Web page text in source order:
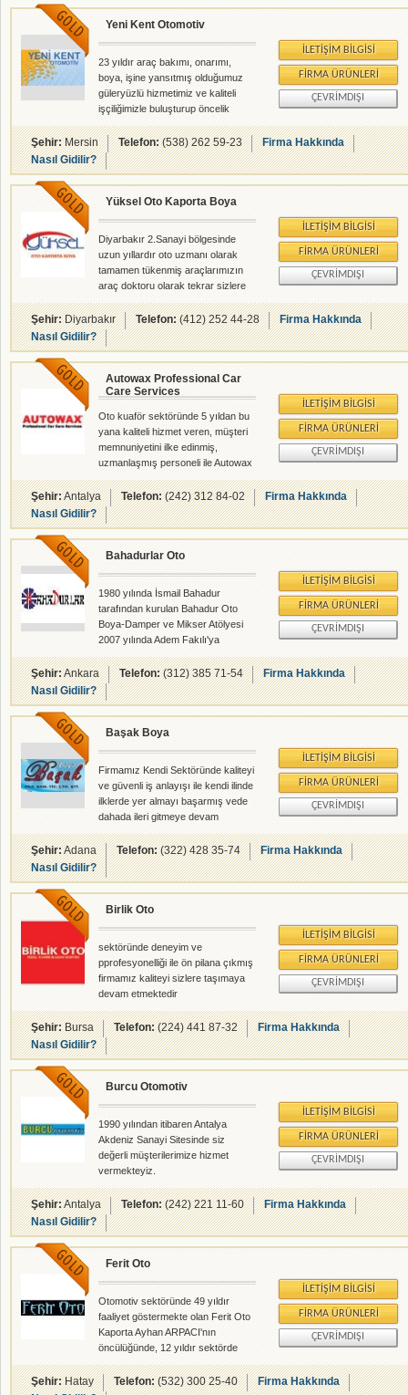
Yeni Kent Otomotiv
23 yıldır araç bakımı, onarımı,
boya, işine yansıtmış olduğumuz
güleryüzlü hizmetimiz ve kaliteli
işçiliğimizle buluşturup öncelik
tarsus olmakla birlikte siz
müşterilerimize sunmaktayız
İLETIŞIM BILGISI
FIRMA ÜRÜNLERI
ÇEVRIMDIŞI
Şehir:Mersin Telefon:(538) 262 59-23
Firma Hakkında
Nasıl Gidilir?
Yüksel Oto Kaporta Boya
Diyarbakır 2.Sanayi bölgesinde
uzun yıllardır oto uzmanı olarak
tamamen tükenmiş araçlarımızın
araç doktoru olarak tekrar sizlere
iade etmenin verdiği gururla
çalışmaktayız. Tüm araçların
kaporta ve bakımını itina ile
yapmaktayız. Kaskolu ve trafik
sigortalı araçlarınız anlaşmalı
olarak yapılır.
İLETIŞIM BILGISI
FIRMA ÜRÜNLERI
ÇEVRIMDIŞI
Şehir:Diyarbakır Telefon:(412) 252 44-28
Firma Hakkında
Nasıl Gidilir?
Autowax Professional Car
Care Services
Oto kuaför sektöründe 5 yıldan bu
yana kaliteli hizmet veren, müşteri
memnuniyetini ilke edinmiş,
uzmanlaşmış personeli ile Autowax
siz değerli müşterilerimizin
hizmetindeyiz. Pacha Oto Yenileme
ve Temizleme Merkezi Oytun
Çetiner
İLETIŞIM BILGISI
FIRMA ÜRÜNLERI
ÇEVRIMDIŞI
Şehir:Antalya Telefon:(242) 312 84-02
Firma Hakkında
Nasıl Gidilir?
Bahadurlar Oto
1980 yılında İsmail Bahadur
tarafından kurulan Bahadur Oto
Boya-Damper ve Mikser Atölyesi
2007 yılında Adem Fakılı'ya
devredilmiştir.Halen 500 m2 kapalı
alanında on kişilik uzman kadrosu
ile siz değerli müşterilerine hizmet
vermektedir.
İLETIŞIM BILGISI
FIRMA ÜRÜNLERI
ÇEVRIMDIŞI
Şehir:Ankara Telefon:(312) 385 71-54
Firma Hakkında
Nasıl Gidilir?
Başak Boya
Firmamız Kendi Sektöründe kaliteyi
ve güvenli iş anlayışı ile kendi ilinde
ilklerde yer almayı başarmış vede
dahada ileri gitmeye devam
etmektedir. Siz değerli
müşterilerimizle çalışmak bir
onurdur.
İLETIŞIM BILGISI
FIRMA ÜRÜNLERI
ÇEVRIMDIŞI
Şehir:Adana Telefon:(322) 428 35-74
Firma Hakkında
Nasıl Gidilir?
Birlik Oto
sektöründe deneyim ve
pprofesyonelliği ile ön pilana çıkmış
firmamız kaliteyi sizlere taşımaya
devam etmektedir
İLETIŞIM BILGISI
FIRMA ÜRÜNLERI
ÇEVRIMDIŞI
Şehir:Bursa Telefon:(224) 441 87-32
Firma Hakkında
Nasıl Gidilir?
Burcu Otomotiv
1990 yılından itibaren Antalya
Akdeniz Sanayi Sitesinde siz
değerli müşterilerimize hizmet
vermekteyiz.
İLETIŞIM BILGISI
FIRMA ÜRÜNLERI
ÇEVRIMDIŞI
Şehir:Antalya Telefon:(242) 221 11-60
Firma Hakkında
Nasıl Gidilir?
Ferit Oto
Otomotiv sektöründe 49 yıldır
faaliyet göstermekte olan Ferit Oto
Kaporta Ayhan ARPACI'nın
öncülüğünde, 12 yıldır sektörde
hizmet vermektedir.
İLETIŞIM BILGISI
FIRMA ÜRÜNLERI
ÇEVRIMDIŞI
Şehir:Hatay Telefon:(532) 300 25-40
Firma Hakkında